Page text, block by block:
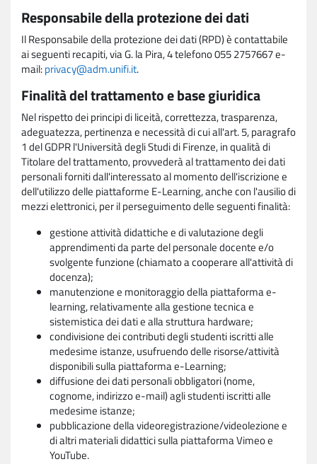
Responsabile della protezione dei dati
Il Responsabile della protezione dei dati (RPD) è contattabile
ai seguenti recapiti, via G. la Pira, 4 telefono 055 2757667 e-
mail:privacy@adm.unifi.it.
Finalità del trattamento e base giuridica
Nel rispetto dei principi di liceità, correttezza, trasparenza,
adeguatezza, pertinenza e necessità di cui all'art. 5, paragrafo
1 del GDPR l'Università degli Studi di Firenze, in qualità di
Titolare del trattamento, provvederà al trattamento dei dati
personali forniti dall'interessato al momento dell'iscrizione e
dell'utilizzo delle piattaforme E-Learning, anche con l'ausilio di
mezzi elettronici, per il perseguimento delle seguenti finalità:
gestione attività didattiche e di valutazione degli
apprendimenti da parte del personale docente e/o
svolgente funzione (chiamato a cooperare all'attività di
docenza);
manutenzione e monitoraggio della piattaforma e-
learning, relativamente alla gestione tecnica e
sistemistica dei dati e alla struttura hardware;
condivisione dei contributi degli studenti iscritti alle
medesime istanze, usufruendo delle risorse/attività
disponibili sulla piattaforma e-Learning;
diffusione dei dati personali obbligatori (nome,
cognome, indirizzo e-mail) agli studenti iscritti alle
medesime istanze;
pubblicazione della videoregistrazione/videolezione e
di altri materiali didattici sulla piattaforma Vimeo e
YouTube.